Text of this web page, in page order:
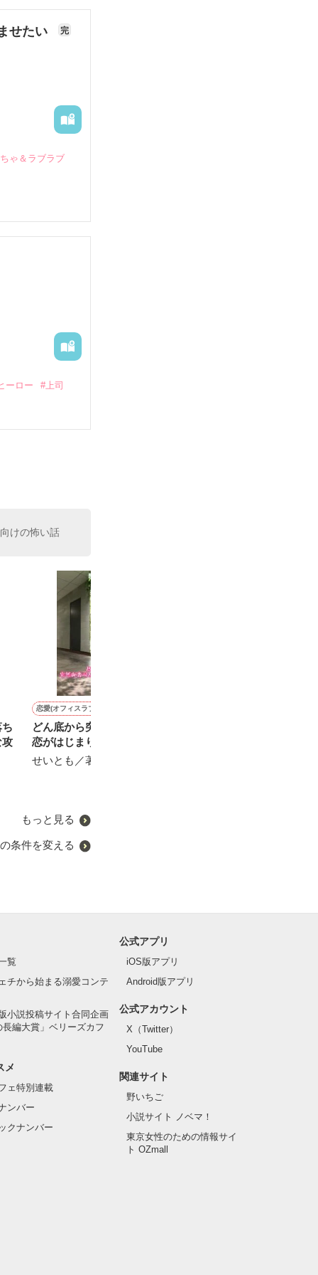
せたい 完
ゃ＆ラブラブ
閥御曹司に
影恭司その
れた上、二
ーロー #上司
居まで提案
けの怖い話
攻
恋愛(オフィスラブ)
どん底から突然御曹司との
恋がはじまりました
せいとも／著
もっと見る
条件を変える
覧
チから始まる溺愛コンテ
小説投稿サイト合同企画
長編大賞」ベリーズカフ
メ
ェ特別連載
ンバー
クナンバー
公式アプリ
iOS版アプリ
Android版アプリ
公式アカウント
X（Twitter）
YouTube
関連サイト
野いちご
小説サイト ノベマ！
東京女性のための情報サイ
ト OZmall